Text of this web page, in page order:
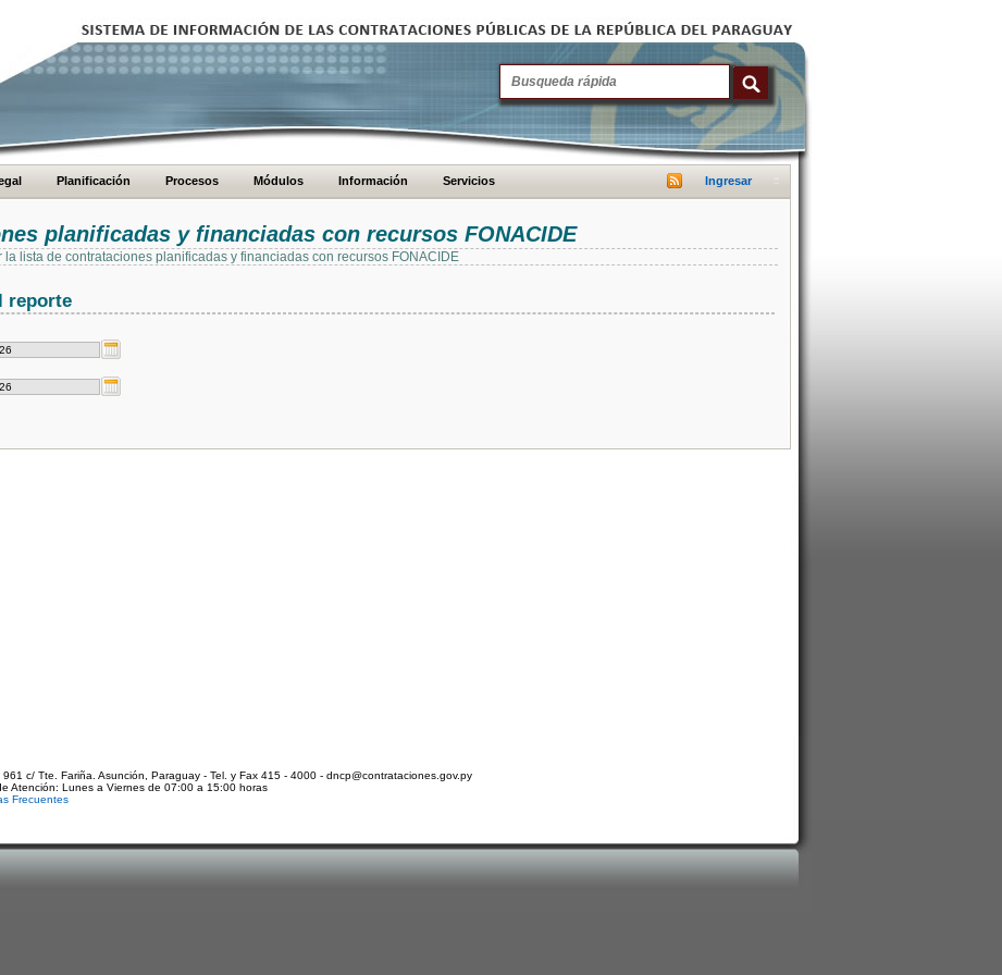
Planificación Procesos Módulos Información Servicios Ingresar
planificadas y financiadas con recursos FONACIDE
lista de contrataciones planificadas y financiadas con recursos FONACIDE
reporte
961 c/ Tte. Fariña. Asunción, Paraguay - Tel. y Fax 415 - 4000 - dncp@contrataciones.gov.py
Atención: Lunes a Viernes de 07:00 a 15:00 horas
Frecuentes